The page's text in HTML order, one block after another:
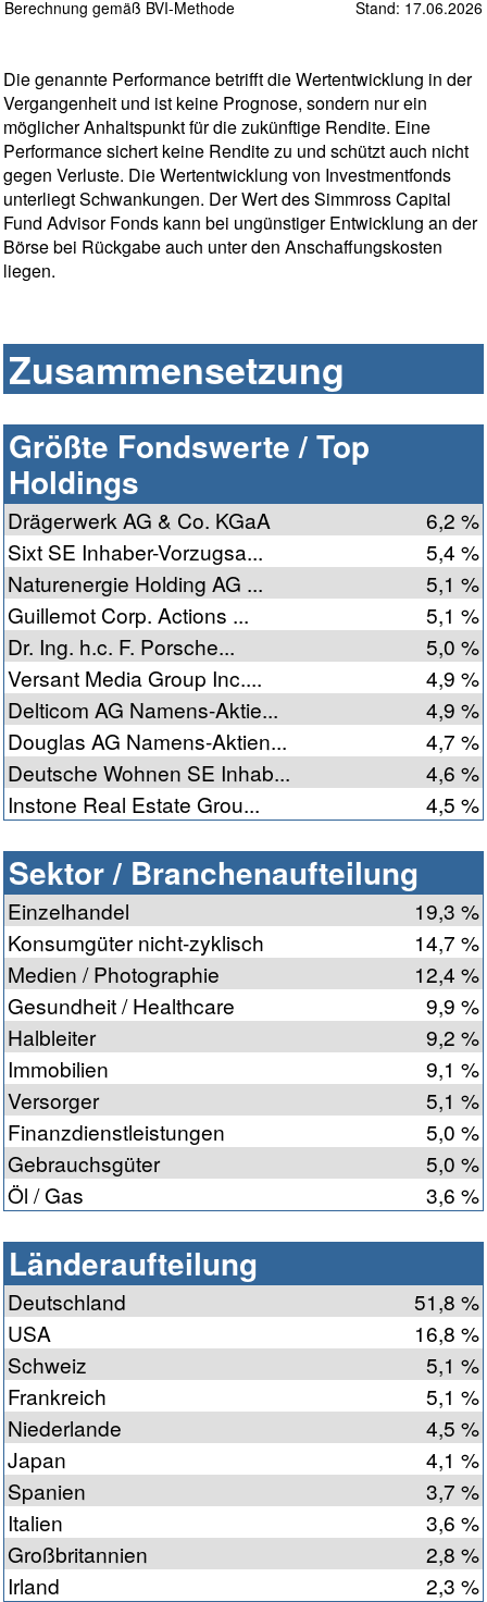
Berechnung gemäß BVI-Methode Stand: 17.06.2026
Die genannte Performance betrifft die Wertentwicklung in der
Vergangenheit und ist keine Prognose, sondern nur ein
möglicher Anhaltspunkt für die zukünftige Rendite. Eine
Performance sichert keine Rendite zu und schützt auch nicht
gegen Verluste. Die Wertentwicklung von Investmentfonds
unterliegt Schwankungen. Der Wert des Simmross Capital
Fund Advisor Fonds kann bei ungünstiger Entwicklung an der
Börse bei Rückgabe auch unter den Anschaffungskosten
liegen.
Zusammensetzung
Größte Fondswerte / Top
Holdings
Drägerwerk AG & Co. KGaA
6,2 %
Sixt SE Inhaber-Vorzugsa...
5,4 %
Naturenergie Holding AG ...
5,1 %
Guillemot Corp. Actions ...
5,1 %
Dr. Ing. h.c. F. Porsche...
5,0 %
Versant Media Group Inc....
4,9 %
Delticom AG Namens-Aktie...
4,9 %
Douglas AG Namens-Aktien...
4,7 %
Deutsche Wohnen SE Inhab...
4,6 %
Instone Real Estate Grou...
4,5 %
Sektor / Branchenaufteilung
Einzelhandel
19,3 %
Konsumgüter nicht-zyklisch
14,7 %
Medien / Photographie
12,4 %
Gesundheit / Healthcare
9,9 %
Halbleiter
9,2 %
Immobilien
9,1 %
Versorger
5,1 %
Finanzdienstleistungen
5,0 %
Gebrauchsgüter
5,0 %
Öl / Gas
3,6 %
Länderaufteilung
Deutschland
51,8 %
USA
16,8 %
Schweiz
5,1 %
Frankreich
5,1 %
Niederlande
4,5 %
Japan
4,1 %
Spanien
3,7 %
Italien
3,6 %
Großbritannien
2,8 %
Irland
2,3 %